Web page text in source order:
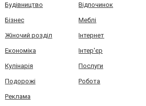
Будівництво Відпочинок
Бізнес Меблі
Жіночий розділ Інтернет
Економіка Інтер'єр
Кулінарія Послуги
Подорожі Робота
Реклама